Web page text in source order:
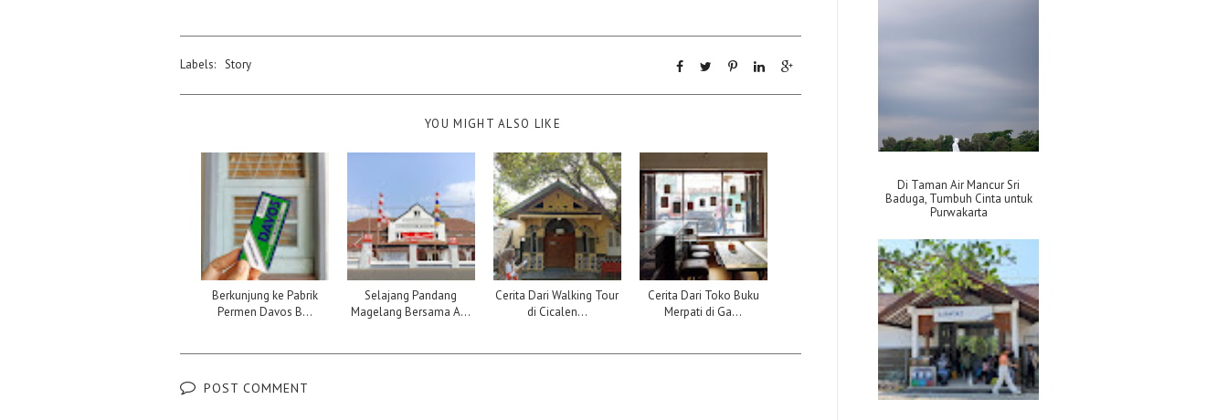
Labels: Story
YOU MIGHT ALSO LIKE
Berkunjung ke Pabrik
Permen Davos B...
Selajang Pandang
Magelang Bersama A...
Cerita Dari Walking Tour
di Cicalen...
Cerita Dari Toko Buku
Merpati di Ga...
POST COMMENT
Di Taman Air Mancur Sri
Baduga, Tumbuh Cinta untuk
Purwakarta